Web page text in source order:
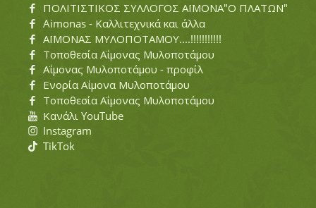
ΠΟΛΙΤΙΣΤΙΚΟΣ ΣΥΛΛΟΓΟΣ ΑΪΜΟΝΑ"Ο ΠΛΑΤΩΝ"
Aimonas - Καλλιτεχνικά και άλλα
ΑΪΜΟΝΑΣ ΜΥΛΟΠΟΤΑΜΟΥ....!!!!!!!!!!!
Τοποθεσία Αΐμονας Μυλοποτάμου
Αΐμονας Μυλοποτάμου - προφίλ
Ενορία Αΐμονα Μυλοποτάμου
Τοποθεσία Αΐμονας Μυλοποτάμου
Κανάλι YouTube
Instagram
TikTok